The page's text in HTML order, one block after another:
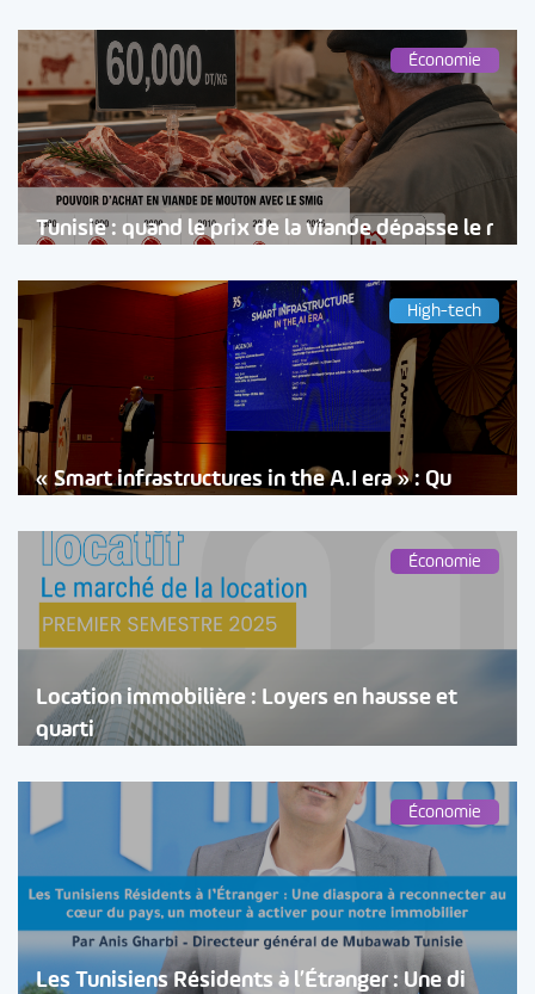
Économie
Tunisie : quand le prix de la viande dépasse le r
High-tech
« Smart infrastructures in the A.I era » : Qu
Économie
Location immobilière : Loyers en hausse et
quarti
Économie
Les Tunisiens Résidents à l’Étranger : Une di